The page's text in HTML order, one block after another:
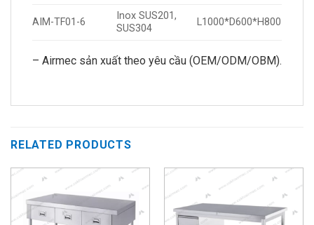
AIM-TF01-6
Inox SUS201,
SUS304
L1000*D600*H800
– Airmec sản xuất theo yêu cầu (OEM/ODM/OBM).
RELATED PRODUCTS